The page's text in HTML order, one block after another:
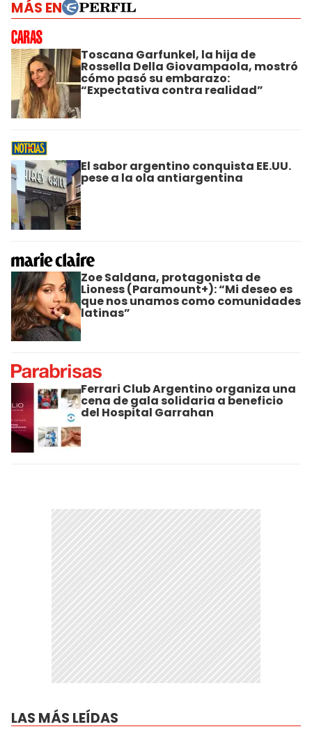
MÁS EN
Toscana Garfunkel, la hija de
Rossella Della Giovampaola, mostró
cómo pasó su embarazo:
“Expectativa contra realidad”
El sabor argentino conquista EE.UU.
pese a la ola antiargentina
Zoe Saldana, protagonista de
Lioness (Paramount+): “Mi deseo es
que nos unamos como comunidades
latinas”
Ferrari Club Argentino organiza una
cena de gala solidaria a beneficio
del Hospital Garrahan
LAS MÁS LEÍDAS